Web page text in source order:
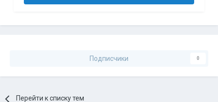
Подписчики 0
Перейти к списку тем